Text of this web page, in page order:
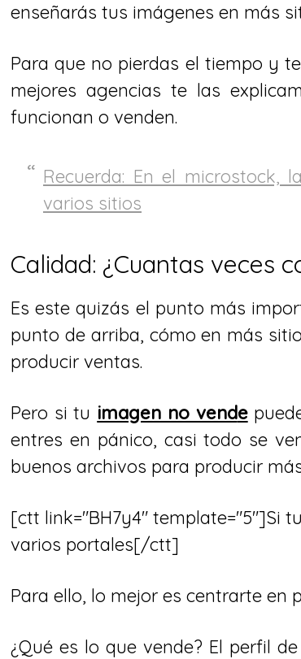
enseñarás tus imágenes en más
Para que no pierdas el tiempo y
mejores agencias te las
funcionan o venden.
Recuerda: En el microstock,
varios sitios
Calidad: ¿Cuantas veces
Es este quizás el punto más
punto de arriba, cómo en más
producir ventas.
Pero si tu imagen no vende
entres en pánico, casi todo se
buenos archivos para producir
[ctt link="BH7y4" template="5"]Si
varios portales[/ctt]
Para ello, lo mejor es centrarte en
¿Qué es lo que vende? El perfil